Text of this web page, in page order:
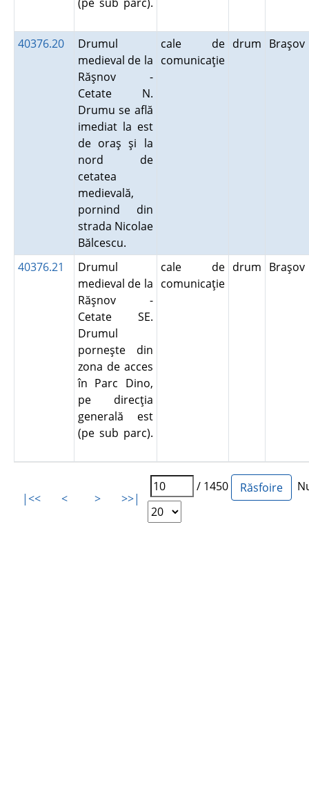
40376.20
Drumul
medieval de la
Răşnov -
Cetate N.
Drumu se află
imediat la est
de oraş şi la
nord de
cetatea
medievală,
pornind din
strada Nicolae
Bălcescu.
cale de
comunicaţie
drum
40376.21
Drumul
medieval de la
Răşnov -
Cetate SE.
Drumul
porneşte din
zona de acces
în Parc Dino,
pe direcţia
generală est
(pe sub parc).
cale de
comunicaţie
drum
|<< < > >>|
/ 1450